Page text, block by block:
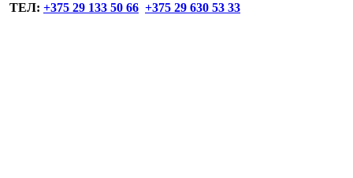
ТЕЛ: +375 29 133 50 66 +375 29 630 53 33